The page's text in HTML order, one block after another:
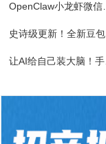
OpenClaw小龙虾微信接入教程：服务器部署、API Key配置
史诗级更新！全新豆包视频通话功能来了
让AI给自己装大脑！手把手教你学会安装使用Agent Skill